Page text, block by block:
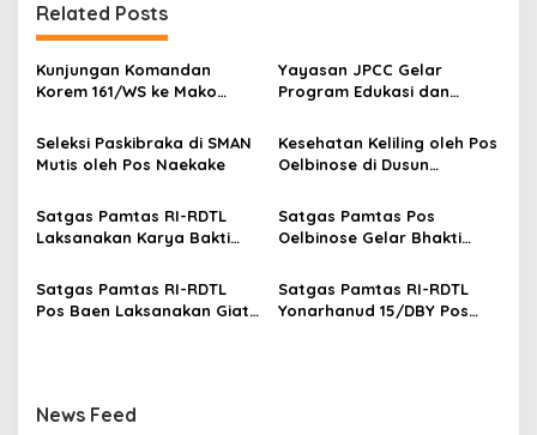
a
s
i
o
Related Posts
Kunjungan Komandan
Korem 161/WS ke Mako
Yonarhanud 15/DBY
Yayasan JPCC Gelar
Program Edukasi dan
Anak Bersama Satgas
Pamtas RI-RDTL Sektor
Seleksi Paskibraka di SMAN
Mutis oleh Pos Naekake
Kesehatan Keliling oleh Pos
Oelbinose di Dusun
Satgas Pamtas RI-RDTL
Laksanakan Karya Bakti
Desa Inbate
Satgas Pamtas Pos
Oelbinose Gelar Bhakti
untuk Anak-anak
Perbatasan
Satgas Pamtas RI-RDTL
Pos Baen Laksanakan Giat
Satgas Pamtas RI-RDTL
Yonarhanud 15/DBY Pos
News Feed